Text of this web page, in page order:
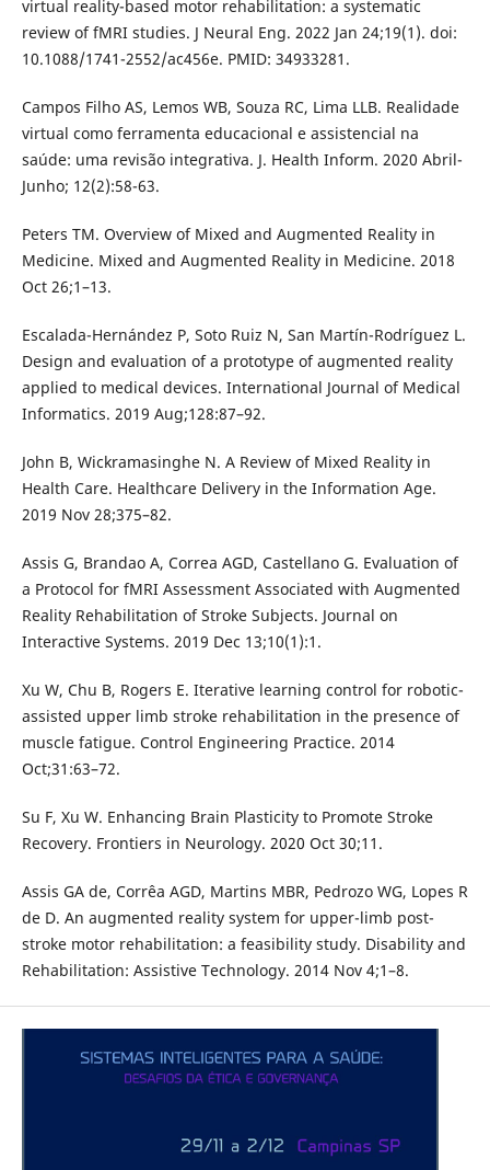
virtual reality-based motor rehabilitation: a systematic
review of fMRI studies. J Neural Eng. 2022 Jan 24;19(1). doi:
10.1088/1741-2552/ac456e. PMID: 34933281.
Campos Filho AS, Lemos WB, Souza RC, Lima LLB. Realidade
virtual como ferramenta educacional e assistencial na
saúde: uma revisão integrativa. J. Health Inform. 2020 Abril-
Junho; 12(2):58-63.
Peters TM. Overview of Mixed and Augmented Reality in
Medicine. Mixed and Augmented Reality in Medicine. 2018
Oct 26;1–13.
Escalada-Hernández P, Soto Ruiz N, San Martín-Rodríguez L.
Design and evaluation of a prototype of augmented reality
applied to medical devices. International Journal of Medical
Informatics. 2019 Aug;128:87–92.
John B, Wickramasinghe N. A Review of Mixed Reality in
Health Care. Healthcare Delivery in the Information Age.
2019 Nov 28;375–82.
Assis G, Brandao A, Correa AGD, Castellano G. Evaluation of
a Protocol for fMRI Assessment Associated with Augmented
Reality Rehabilitation of Stroke Subjects. Journal on
Interactive Systems. 2019 Dec 13;10(1):1.
Xu W, Chu B, Rogers E. Iterative learning control for robotic-
assisted upper limb stroke rehabilitation in the presence of
muscle fatigue. Control Engineering Practice. 2014
Oct;31:63–72.
Su F, Xu W. Enhancing Brain Plasticity to Promote Stroke
Recovery. Frontiers in Neurology. 2020 Oct 30;11.
Assis GA de, Corrêa AGD, Martins MBR, Pedrozo WG, Lopes R
de D. An augmented reality system for upper-limb post-
stroke motor rehabilitation: a feasibility study. Disability and
Rehabilitation: Assistive Technology. 2014 Nov 4;1–8.